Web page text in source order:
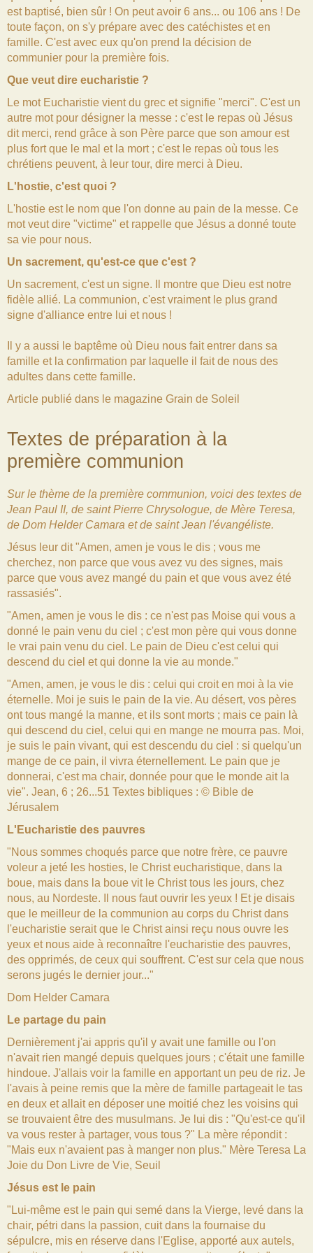
est baptisé, bien sûr ! On peut avoir 6 ans... ou 106 ans ! De
toute façon, on s'y prépare avec des catéchistes et en
famille. C'est avec eux qu'on prend la décision de
communier pour la première fois.
Que veut dire eucharistie ?
Le mot Eucharistie vient du grec et signifie "merci". C'est un
autre mot pour désigner la messe : c'est le repas où Jésus
dit merci, rend grâce à son Père parce que son amour est
plus fort que le mal et la mort ; c'est le repas où tous les
chrétiens peuvent, à leur tour, dire merci à Dieu.
L'hostie, c'est quoi ?
L'hostie est le nom que l'on donne au pain de la messe. Ce
mot veut dire "victime" et rappelle que Jésus a donné toute
sa vie pour nous.
Un sacrement, qu'est-ce que c'est ?
Un sacrement, c'est un signe. Il montre que Dieu est notre
fidèle allié. La communion, c'est vraiment le plus grand
signe d'alliance entre lui et nous !
Il y a aussi le baptême où Dieu nous fait entrer dans sa
famille et la confirmation par laquelle il fait de nous des
adultes dans cette famille.
Article publié dans le magazine Grain de Soleil
Textes de préparation à la
première communion
Sur le thème de la première communion, voici des textes de
Jean Paul II, de saint Pierre Chrysologue, de Mère Teresa,
de Dom Helder Camara et de saint Jean l'évangéliste.
Jésus leur dit "Amen, amen je vous le dis ; vous me
cherchez, non parce que vous avez vu des signes, mais
parce que vous avez mangé du pain et que vous avez été
rassasiés".
"Amen, amen je vous le dis : ce n'est pas Moise qui vous a
donné le pain venu du ciel ; c'est mon père qui vous donne
le vrai pain venu du ciel. Le pain de Dieu c'est celui qui
descend du ciel et qui donne la vie au monde."
"Amen, amen, je vous le dis : celui qui croit en moi à la vie
éternelle. Moi je suis le pain de la vie. Au désert, vos pères
ont tous mangé la manne, et ils sont morts ; mais ce pain là
qui descend du ciel, celui qui en mange ne mourra pas. Moi,
je suis le pain vivant, qui est descendu du ciel : si quelqu'un
mange de ce pain, il vivra éternellement. Le pain que je
donnerai, c'est ma chair, donnée pour que le monde ait la
vie". Jean, 6 ; 26...51 Textes bibliques : © Bible de
Jérusalem
L'Eucharistie des pauvres
"Nous sommes choqués parce que notre frère, ce pauvre
voleur a jeté les hosties, le Christ eucharistique, dans la
boue, mais dans la boue vit le Christ tous les jours, chez
nous, au Nordeste. Il nous faut ouvrir les yeux ! Et je disais
que le meilleur de la communion au corps du Christ dans
l'eucharistie serait que le Christ ainsi reçu nous ouvre les
yeux et nous aide à reconnaître l'eucharistie des pauvres,
des opprimés, de ceux qui souffrent. C'est sur cela que nous
serons jugés le dernier jour..."
Dom Helder Camara
Le partage du pain
Dernièrement j'ai appris qu'il y avait une famille ou l'on
n'avait rien mangé depuis quelques jours ; c'était une famille
hindoue. J'allais voir la famille en apportant un peu de riz. Je
l'avais à peine remis que la mère de famille partageait le tas
en deux et allait en déposer une moitié chez les voisins qui
se trouvaient être des musulmans. Je lui dis : "Qu'est-ce qu'il
va vous rester à partager, vous tous ?" La mère répondit :
"Mais eux n'avaient pas à manger non plus." Mère Teresa La
Joie du Don Livre de Vie, Seuil
Jésus est le pain
"Lui-même est le pain qui semé dans la Vierge, levé dans la
chair, pétri dans la passion, cuit dans la fournaise du
sépulcre, mis en réserve dans l'Eglise, apporté aux autels,